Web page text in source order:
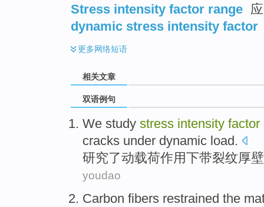
Stress intensity factor range
dynamic stress intensity factor
更多网络短语
相关文章
双语例句
We study stress intensity factor
cracks under dynamic load.
研究了动载荷作用下带裂纹厚壁
youdao
Carbon fibers restrained the